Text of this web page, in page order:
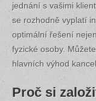
jednání s vašimi
se rozhodně vyplatí
optimální řešení
fyzické osoby.
hlavních výhod
Proč si